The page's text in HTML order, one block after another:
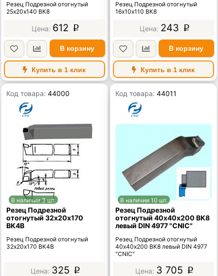
Резец Подрезной отогнутый
25х20х140 ВК8
612 p
В корзину
Купить в 1 клик
Резец Подрезной отогнутый
16х10х110 ВК8
243 p
В корзину
Купить в 1 клик
Код товара:44000
В наличии 3 шт.
Резец Подрезной
отогнутый 32х20х170
ВК4В
Резец Подрезной отогнутый
32х20х170 ВК4В
325 p
Код товара:44011
В наличии 10 шт.
Резец Подрезной
отогнутый 40х40х200 ВК8
левый DIN 4977 "CNIC"
Резец Подрезной отогнутый
40х40х200 ВК8 левый DIN 4977
"CNIC"
3 705 p